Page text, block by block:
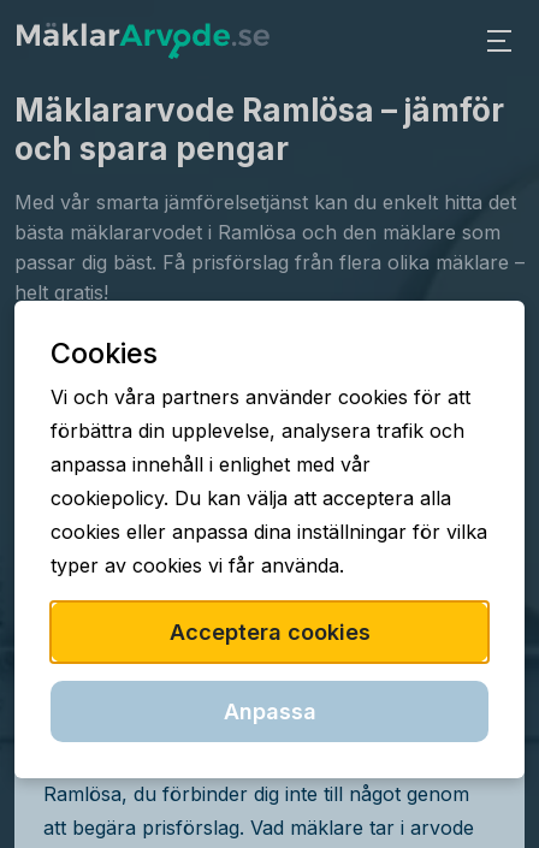
Mäklararvode Ramlösa – jämför
och spara pengar
Med vår smarta jämförelsetjänst kan du enkelt hitta det
bästa mäklararvodet i Ramlösa och den mäklare som
passar dig bäst. Få prisförslag från flera olika mäklare –
helt gratis!
Fyll i formuläret
Jämför arvoden
Välj mäklare
TJÄNSTEN ÄR GRATIS
Jämför mäklararvoden i
Ramlösa
Ramlösa, du förbinder dig inte till något genom
att begära prisförslag. Vad mäklare tar i arvode
Cookies
Vi och våra partners använder cookies för att
förbättra din upplevelse, analysera trafik och
anpassa innehåll i enlighet med vår
cookiepolicy. Du kan välja att acceptera alla
cookies eller anpassa dina inställningar för vilka
typer av cookies vi får använda.
Acceptera cookies
Anpassa